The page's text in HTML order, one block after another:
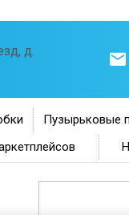
д.
Пузырьковые